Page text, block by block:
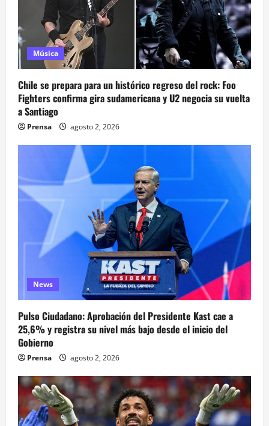
Música
Chile se prepara para un histórico regreso del rock: Foo
Fighters confirma gira sudamericana y U2 negocia su vuelta
a Santiago
Prensa agosto 2, 2026
News
Pulso Ciudadano: Aprobación del Presidente Kast cae a
25,6% y registra su nivel más bajo desde el inicio del
Gobierno
Prensa agosto 2, 2026